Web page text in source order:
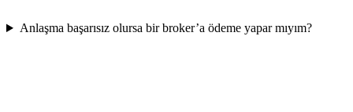
Anlaşma başarısız olursa bir broker’a ödeme yapar mıyım?